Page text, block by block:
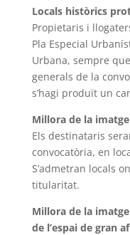
Locals històrics
Propietaris i
Pla Especial
Urbana, sempre
generals de la
s’hagi produït un
Millora de la
Els destinataris
convocatòria, en
S’admetran locals
titularitat.
Millora de la
de l’espai de gran